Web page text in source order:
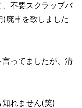
不要スクラップバ
廃車を致しました
ってましたが、清
れません(笑)